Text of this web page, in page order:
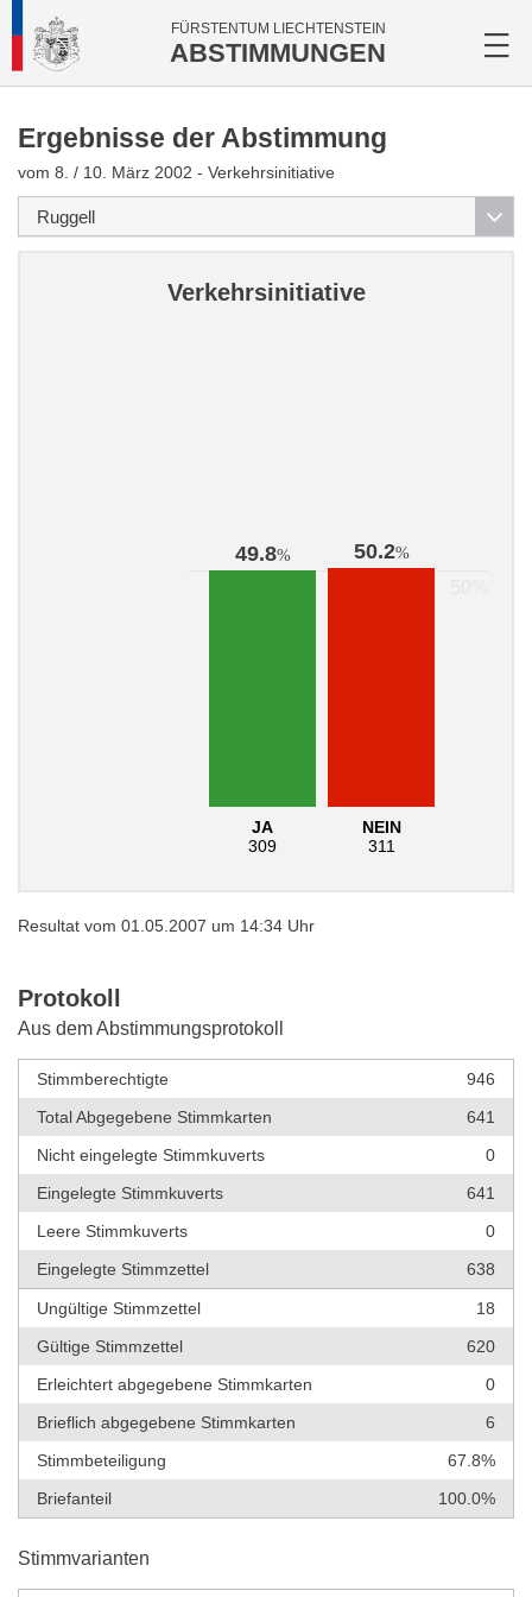
FÜRSTENTUM LIECHTENSTEIN
ABSTIMMUNGEN
Ergebnisse der Abstimmung
vom 8. / 10. März 2002 - Verkehrsinitiative
Verkehrsinitiative
49.8%
JA
309
50.2%
NEIN
311
Resultat vom 01.05.2007 um 14:34 Uhr
Protokoll
Aus dem Abstimmungsprotokoll
Stimmberechtigte
946
Total Abgegebene Stimmkarten
641
Nicht eingelegte Stimmkuverts
0
Eingelegte Stimmkuverts
641
Leere Stimmkuverts
0
Eingelegte Stimmzettel
638
Ungültige Stimmzettel
18
Gültige Stimmzettel
620
Erleichtert abgegebene Stimmkarten
0
Brieflich abgegebene Stimmkarten
6
Stimmbeteiligung
67.8%
Briefanteil
100.0%
Stimmvarianten